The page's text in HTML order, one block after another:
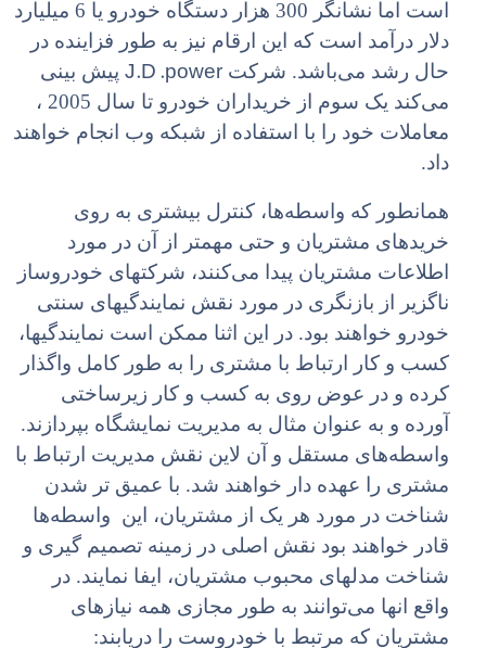
است اما نشانگر 300 هزار دستگاه خودرو یا 6 میلیارد
دلار درآمد است که این ارقام نیز به طور فزاینده در
حال رشد می‌باشد. شرکت J.D .powerپیش بینی
می‌کند یک سوم از خریداران خودرو تا سال 2005 ،
معاملات خود را با استفاده از شبکه وب انجام خواهند
داد.
همانطور که واسطه‌ها، کنترل بیشتری به روی
خریدهای مشتریان و حتی مهمتر از آن در مورد
اطلاعات مشتریان پیدا می‌کنند،‌ شرکتهای خودروساز
ناگزیر از بازنگری در مورد نقش نمایندگیهای سنتی
خودرو خواهند بود. در این اثنا ممکن است نمایندگیها،
کسب و کار ارتباط با مشتری را به طور کامل واگذار
کرده و در عوض روی به کسب و کار زیرساختی
آورده و به عنوان مثال به مدیریت نمایشگاه بپردازند.
واسطه‌های مستقل و آن لاین نقش مدیریت ارتباط با
مشتری را عهده دار خواهند شد. با عمیق تر شدن
شناخت در مورد هر یک از مشتریان، این واسطه‌ها
قادر خواهند بود نقش اصلی در زمینه تصمیم گیری و
شناخت مدلهای محبوب مشتریان، ایفا نمایند. در
واقع انها می‌توانند به طور مجازی همه نیازهای
مشتریان که مرتبط با خودروست را دریابند: